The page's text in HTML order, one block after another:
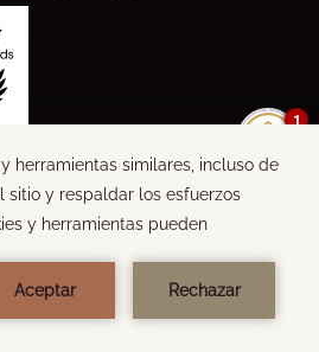
CALA LUNA
STEEL BROTHERS
POR
AMADEUS
1